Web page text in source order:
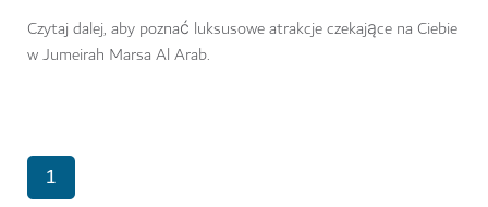
Czytaj dalej, aby poznać luksusowe atrakcje czekające na Ciebie
w Jumeirah Marsa Al Arab.
1